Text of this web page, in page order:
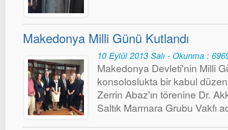
Makedonya Milli Günü Kutlandı
10 Eylül 2013 Salı - Okunma :
Makedonya Devleti'nin Milli
konsoloslukta bir kabul
Zerrin Abaz'ın törenine Dr.
Saltık Marmara Grubu Vakfı